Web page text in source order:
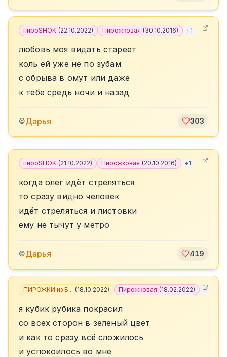
пироSHOK (22.10.2022) Пирожковая (30.10.2016) +1
любовь моя видать стареет
коль ей уже не по зубам
с обрыва в омут или даже
к тебе средь ночи и назад
©Дарья 303
пироSHOK (21.10.2022) Пирожковая (20.10.2016) +1
когда олег идёт стреляться
то сразу видно человек
идёт стреляться и листовки
ему не тычут у метро
©Дарья 419
ПИРОЖКИ из Б... (18.10.2022) Пирожковая (18.02.2022) +11
я кубик рубика покрасил
со всех сторон в зеленый цвет
и как то сразу всё сложилось
и успокоилось во мне